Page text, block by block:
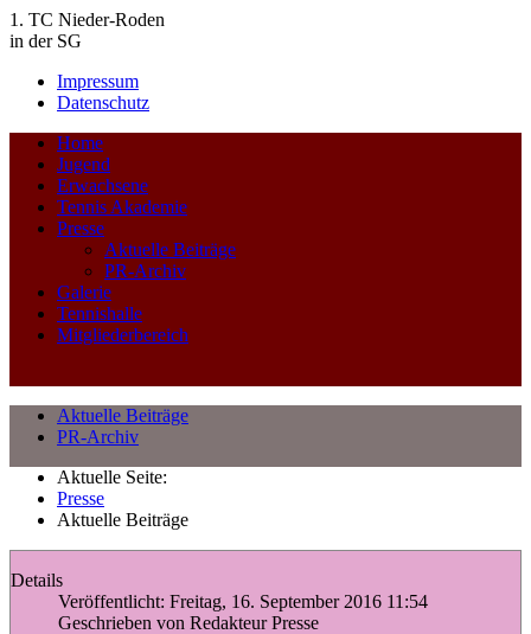
1. TC Nieder-Roden
in der SG
Impressum
Datenschutz
Home
Jugend
Erwachsene
Tennis Akademie
Presse
Aktuelle Beiträge
PR-Archiv
Galerie
Tennishalle
Mitgliederbereich
Aktuelle Beiträge
PR-Archiv
Aktuelle Seite:
Presse
Aktuelle Beiträge
Details
Veröffentlicht: Freitag, 16. September 2016 11:54
Geschrieben von Redakteur Presse